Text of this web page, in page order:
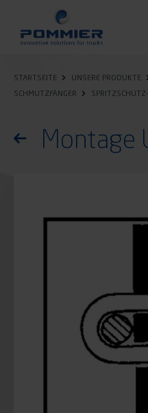
Inhalt
STARTSEITE UNSERE PRODUKTE
SCHMUTZFÄNGER
Zurück zur Produktliste
Montage